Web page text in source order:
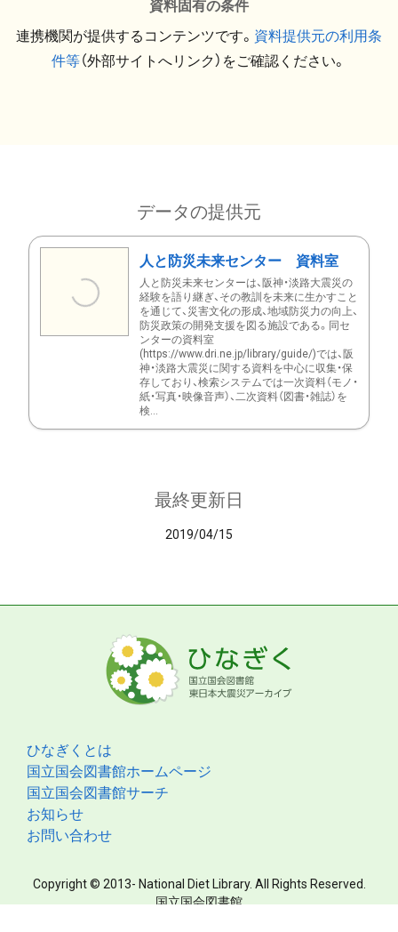
資料固有の条件
連携機関が提供するコンテンツです。 資料提供元の利用条
件等（外部サイトへリンク）をご確認ください。
データの提供元
人と防災未来センター 資料室
人と防災未来センターは、阪神・淡路大震災の
経験を語り継ぎ、その教訓を未来に生かすこと
を通じて、災害文化の形成、地域防災力の向上、
防災政策の開発支援を図る施設である。同セ
ンターの資料室
(https://www.dri.ne.jp/library/guide/)では、阪
神・淡路大震災に関する資料を中心に収集・保
存しており、検索システムでは一次資料（モノ・
紙・写真・映像音声）、二次資料（図書・雑誌）を
検...
最終更新日
2019/04/15
ひなぎくとは
国立国会図書館ホームページ
国立国会図書館サーチ
お知らせ
お問い合わせ
Copyright © 2013- National Diet Library. All Rights Reserved.